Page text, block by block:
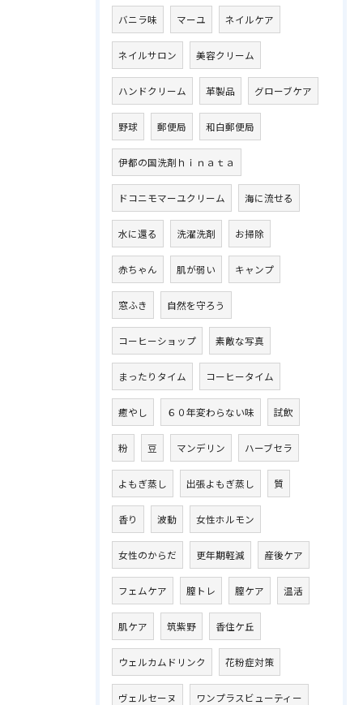
バニラ味 マーユ ネイルケア
ネイルサロン 美容クリーム
ハンドクリーム 革製品 グローブケア
野球 郵便局 和白郵便局
伊都の国洗剤ｈｉｎａｔａ
ドコニモマーユクリーム 海に流せる
水に還る 洗濯洗剤 お掃除
赤ちゃん 肌が弱い キャンプ
窓ふき 自然を守ろう
コーヒーショップ 素敵な写真
まったりタイム コーヒータイム
癒やし ６０年変わらない味 試飲
粉 豆 マンデリン ハーブセラ
よもぎ蒸し 出張よもぎ蒸し 質
香り 波動 女性ホルモン
女性のからだ 更年期軽減 産後ケア
フェムケア 膣トレ 膣ケア 温活
肌ケア 筑紫野 香住ケ丘
ウェルカムドリンク 花粉症対策
ヴェルセーヌ ワンプラスビューティー